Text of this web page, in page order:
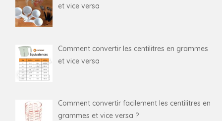
et vice versa
Comment convertir les centilitres en grammes
et vice versa
Comment convertir facilement les centilitres en
grammes et vice versa ?